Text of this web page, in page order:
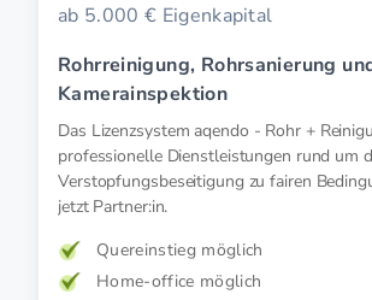
ab 5.000 € Eigenkapital
Rohrreinigung, Rohrsanierung
Kamerainspektion
Das Lizenzsystem aqendo - Rohr +
professionelle Dienstleistungen rund um
Verstopfungsbeseitigung zu fairen
jetzt Partner:in.
Quereinstieg möglich
Home-office möglich